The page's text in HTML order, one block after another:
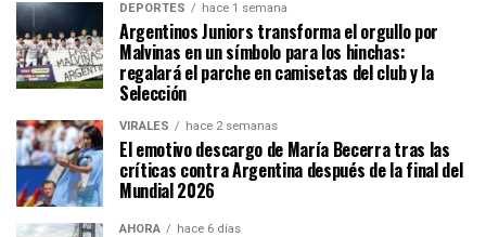
DEPORTES hace 1 semana
Argentinos Juniors transforma el orgullo por
Malvinas en un símbolo para los hinchas:
regalará el parche en camisetas del club y la
Selección
VIRALES hace 2 semanas
El emotivo descargo de María Becerra tras las
críticas contra Argentina después de la final del
Mundial 2026
AHORA hace 6 días